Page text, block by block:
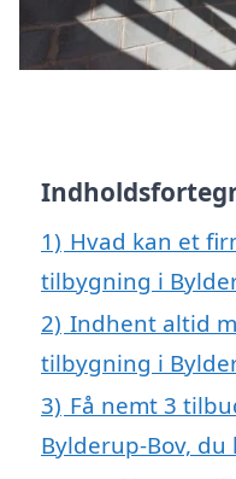
1) Hvad kan et
tilbygning i
2) Indhent altid
tilbygning i
3) Få nemt 3
Bylderup-Bov,